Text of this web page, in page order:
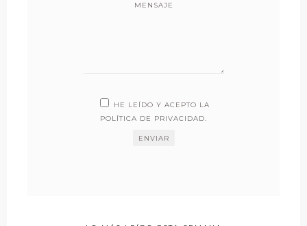
MENSAJE
HE LEÍDO Y ACEPTO LA
POLÍTICA DE PRIVACIDAD.